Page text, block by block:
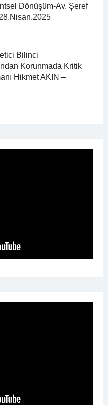
Dönüşüm-Av. Şeref
Bilinci
Korunmada Kritik
Hikmet AKIN –